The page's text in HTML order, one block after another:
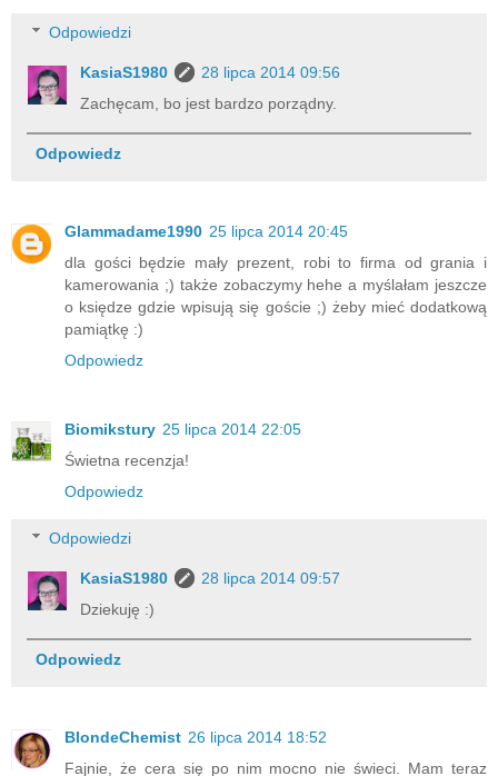
Odpowiedzi
KasiaS1980
28 lipca 2014 09:56
Zachęcam, bo jest bardzo porządny.
Odpowiedz
Glammadame1990 25 lipca 2014 20:45
dla gości będzie mały prezent, robi to firma od grania i
kamerowania ;) także zobaczymy hehe a myślałam jeszcze
o księdze gdzie wpisują się goście ;) żeby mieć dodatkową
pamiątkę :)
Odpowiedz
Biomikstury 25 lipca 2014 22:05
Świetna recenzja!
Odpowiedz
Odpowiedzi
KasiaS1980
28 lipca 2014 09:57
Dziekuję :)
Odpowiedz
BlondeChemist 26 lipca 2014 18:52
Fajnie, że cera się po nim mocno nie świeci. Mam teraz